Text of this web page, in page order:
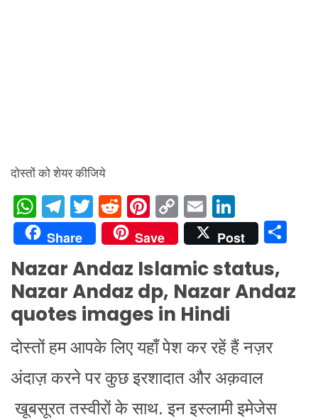
दोस्तों को शेयर कीजिये
W
h
at
s
A
p
p
T
el
e
gr
a
m
T
w
itt
er
R
e
d
di
t
Pi
nt
er
e
st
C
o
p
y
Li
n
k
E
m
ai
l
n
k
e
dI
Share Save Post
e
Nazar Andaz Islamic status,
Nazar Andaz dp, Nazar Andaz
quotes images in Hindi
दोस्तों हम आपके लिए यहाँ पेश कर रहें हैं नज़र
अंदाज़ करने पर कुछ इरशादात और अक़वाल
खूबसूरत तस्वीरों के साथ. इन इस्लामी इमेजेस